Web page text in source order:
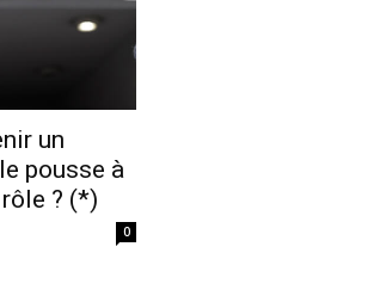
un
pousse à
? (*)
0